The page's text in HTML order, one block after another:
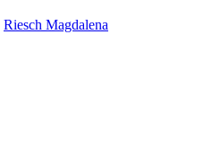
Riesch Magdalena